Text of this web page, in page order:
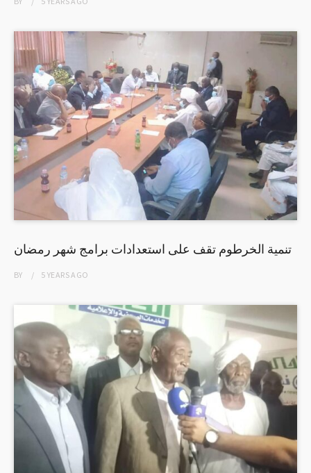
تنمية الخرطوم تقف على استعدادات برامج شهر رمضان
BY 5 YEARSAGO